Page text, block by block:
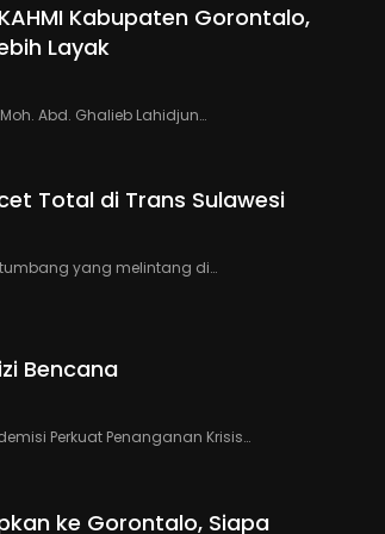
Kabupaten Gorontalo,
Layak
Moh. Abd. Ghalieb Lahidjun…
Total di Trans Sulawesi
tumbang yang melintang di…
Bencana
Perkuat Penanganan Krisis…
ke Gorontalo, Siapa